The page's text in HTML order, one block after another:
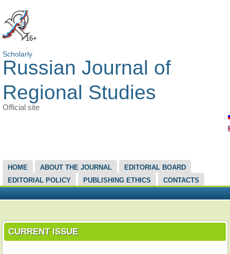
16+
Scholarly
Russian Journal of
Regional Studies
Official site
MAIN MENU
HOME ABOUT THE JOURNAL
EDITORIAL BOARD
EDITORIAL POLICY
PUBLISHING ETHICS CONTACTS
CURRENT ISSUE